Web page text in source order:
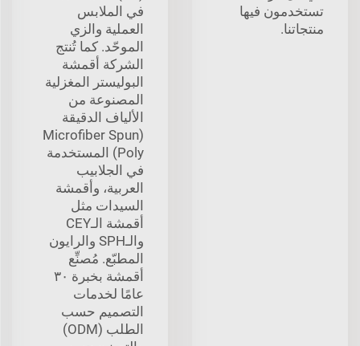
تستخدمون فيها
منتجاتنا.
في الملابس
العملية والزي
الموحّد. كما تُنتج
الشركة أقمشة
البوليستر المغزلية
المصنوعة من
الألياف الدقيقة
(Microfiber Spun
Poly) المستخدمة
في الجلابيب
العربية، وأقمشة
السيدات مثل
أقمشة الـCEY
والـSPH والرايون
المطبّع. مُصنِّع
أقمشة بخبرة ٣٠
عامًا لخدمات
التصميم حسب
الطلب (ODM)